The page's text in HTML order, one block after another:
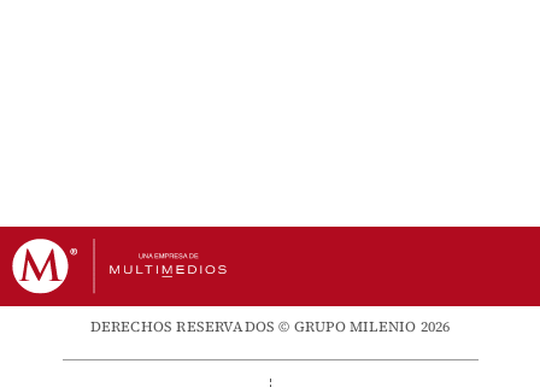
DERECHOS RESERVADOS © GRUPO MILENIO 2026